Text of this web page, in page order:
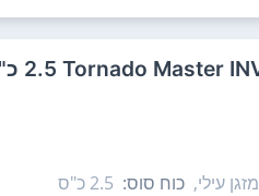
מזגן עילי, כוח סוס: 2.5‏ כ"ס